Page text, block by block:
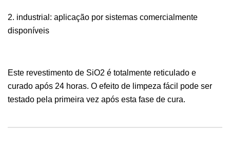
2. industrial: aplicação por sistemas comercialmente
disponíveis
Este revestimento de SiO2 é totalmente reticulado e
curado após 24 horas. O efeito de limpeza fácil pode ser
testado pela primeira vez após esta fase de cura.